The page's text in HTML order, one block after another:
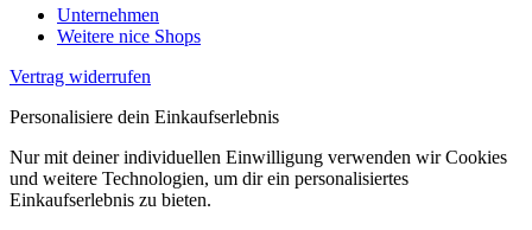
Unternehmen
Weitere nice Shops
Vertrag widerrufen
Personalisiere dein Einkaufserlebnis
Nur mit deiner individuellen Einwilligung verwenden wir Cookies
und weitere Technologien, um dir ein personalisiertes
Einkaufserlebnis zu bieten.